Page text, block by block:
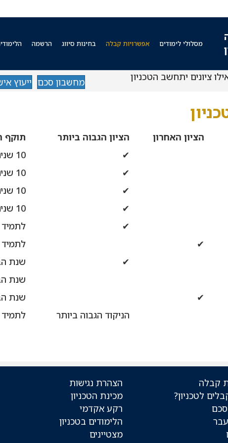
מסלולי לימודים אפשרויות קבלה בחינות סיווג הרשמה
ציונים יתחשב הטכניון מחשבון סכם ייעוץ
הציון האחרון הציון הגבוה ביותר
תוקף
✔
10 שנים
✔
10 שנים
✔
10 שנים
✔
10 שנים
✔
לתמיד
✔
לתמיד
✔
שנת הבחינה
שנת
✔
שנת
הניקוד הגבוה ביותר לתמיד
קבלה
לטכניון?
הצהרת נגישות
מכינת הטכניון
רקע אקדמי
הלימודים בטכניון
מצטיינים